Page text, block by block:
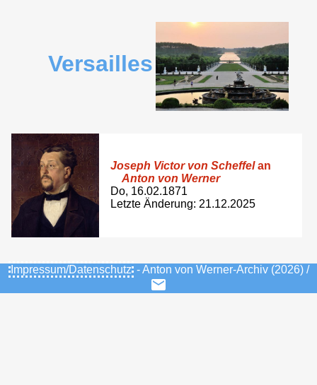
Versailles
Joseph Victor von Scheffelan
Anton von Werner
Do, 16.02.1871
Letzte Änderung: 21.12.2025
Impressum/Datenschutz - Anton von Werner-Archiv (2026) /